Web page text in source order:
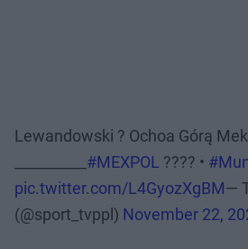
Lewandowski ? Ochoa Górą
#MEXPOL ???? •
pic.twitter.com/L4GyozXgBM—
(@sport_tvppl) November 22,